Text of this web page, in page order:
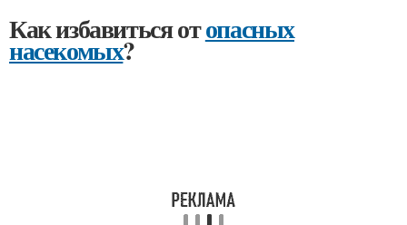
Как избавиться отопасных
насекомых?